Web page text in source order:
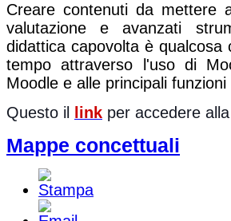
Creare contenuti da mettere
valutazione e avanzati
didattica capovolta è
tempo attraverso l'uso di
Moodle e alle principali funzioni
Questo il
link per accedere
Mappe concettuali